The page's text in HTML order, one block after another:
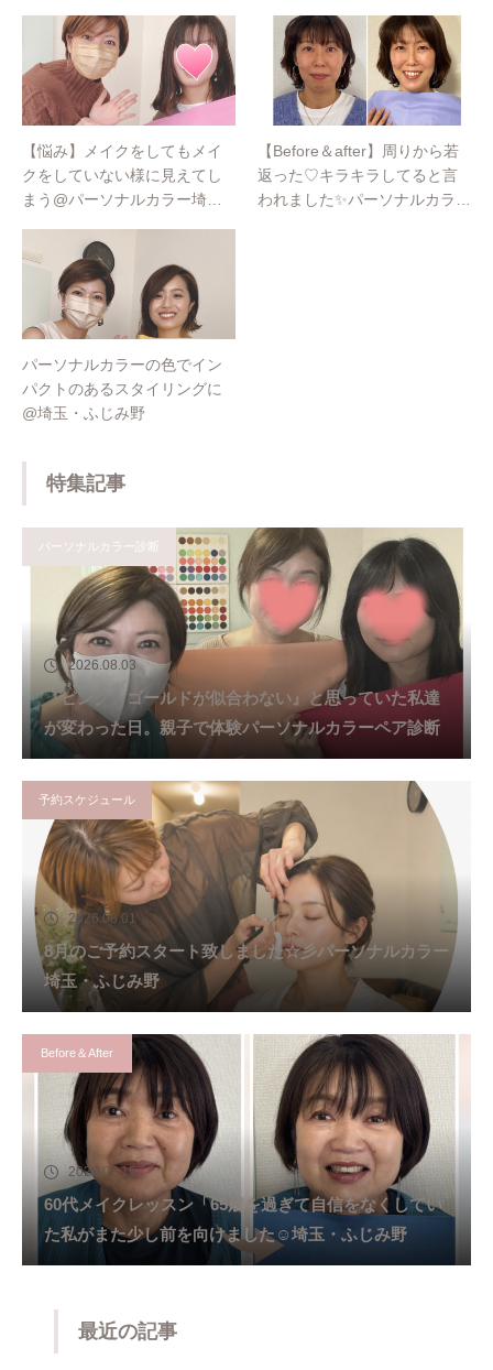
当するなど多岐にわたり活躍中。
【悩み】メイクをしてもメイ
クをしていない様に見えてし
まう@パーソナルカラー埼
【Before＆after】周りから若
返った♡キラキラしてると言
われました✨パーソナルカラー
パーソナルカラーの色でイン
パクトのあるスタイリングに
@埼玉・ふじみ野
特集記事
パーソナルカラー診断
2026.08.03
『ピンク・ゴールドが似合わない』と思っていた私達
が変わった日。親子で体験パーソナルカラーペア診断
予約スケジュール
2026.08.01
8月のご予約スタート致しました☆彡パーソナルカラー
埼玉・ふじみ野
Before＆After
2026.07.15
60代メイクレッスン「65歳を過ぎて自信をなくしてい
た私がまた少し前を向けました☺️埼玉・ふじみ野
最近の記事